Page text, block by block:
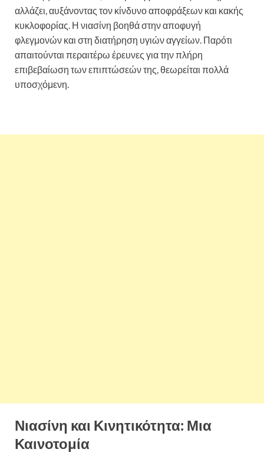
αλλάζει, αυξάνοντας τον κίνδυνο αποφράξεων και κακής
κυκλοφορίας. Η νιασίνη βοηθά στην αποφυγή
φλεγμονών και στη διατήρηση υγιών αγγείων. Παρότι
απαιτούνται περαιτέρω έρευνες για την πλήρη
επιβεβαίωση των επιπτώσεών της, θεωρείται πολλά
υποσχόμενη.
Νιασίνη και Κινητικότητα: Μια
Καινοτομία